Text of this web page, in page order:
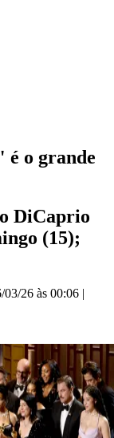
é o grande
DiCaprio
(15);
03/26 às 00:06 |